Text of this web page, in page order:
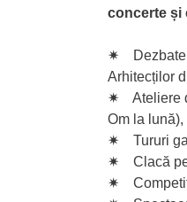
concerte și
✷ Dezbateri
Arhitecților
✷ Ateliere
Om la
✷ Tururi
✷ Clacă
✷